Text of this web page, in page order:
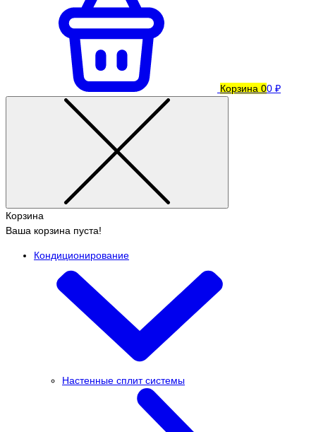
Корзина 00 ₽
Корзина
Ваша корзина пуста!
Кондиционирование
Настенные сплит системы